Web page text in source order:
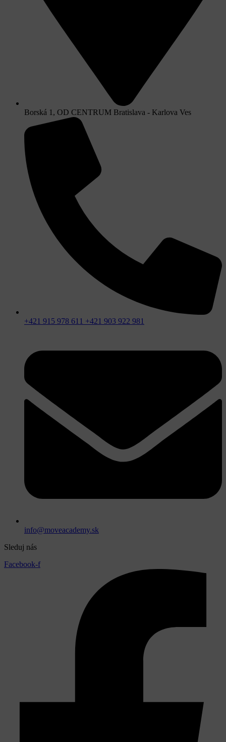
Borská 1, OD CENTRUM Bratislava - Karlova Ves
+421 915 978 611 +421 903 922 981
info@moveacademy.sk
Sleduj nás
Facebook-f